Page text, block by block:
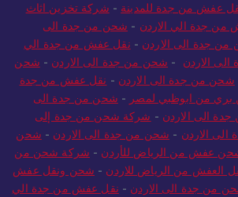
عفش من جدة للمدينة - شركة تخزين اثاث
من جدة الي الاردن - شحن من جدة الى
جدة الى الاردن - نقل عفش من جدة الي
الاردن - شحن من جدة الى الاردن - شحن
شحن من جدة الى الاردن - نقل عفش من جدة
من ابوظبي لمصر - شحن من جدة الى
الى الاردن - شركة شحن من جدة إلى
الاردن - شحن من جدة الى الاردن - شحن
عفش من الرياض للأردن - شركة شحن من
العفش من الرياض للاردن - شحن ونقل عفش
من جدة الى الاردن - نقل عفش من جدة الي